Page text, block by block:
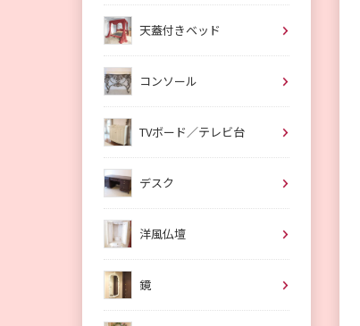
天蓋付きベッド
コンソール
TVボード／テレビ台
デスク
洋風仏壇
鏡